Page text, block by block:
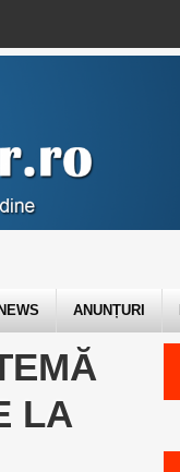
ANUNȚURI
LA